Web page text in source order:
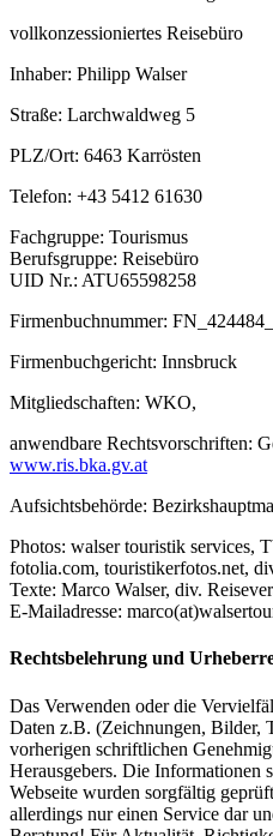
vollkonzessioniertes Reisebüro
Inhaber: Philipp Walser
Straße: Larchwaldweg 5
PLZ/Ort: 6463 Karrösten
Telefon: +43 5412 61630
Fachgruppe: Tourismus
Berufsgruppe: Reisebüro
UID Nr.: ATU65598258
Firmenbuchnummer:
Firmenbuchgericht: Innsbruck
Mitgliedschaften: WKO,
anwendbare Rechtsvorschriften:
www.ris.bka.gv.at
Aufsichtsbehörde:
Photos: walser touristik services,
fotolia.com, touristikerfotos.net,
Texte: Marco Walser, div.
E-Mailadresse:
Rechtsbelehrung und
Das Verwenden oder die
Daten z.B. (Zeichnungen, Bilder,
vorherigen schriftlichen
Herausgebers. Die Informationen
Webseite wurden sorgfältig
allerdings nur einen Service dar